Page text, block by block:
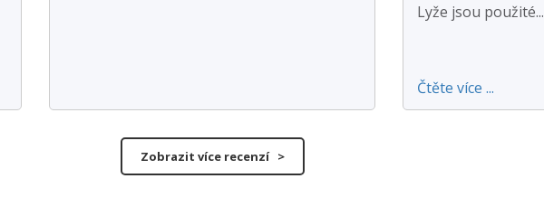
Lyže jsou použité...
Čtěte více ...
Zobrazit více recenzí >